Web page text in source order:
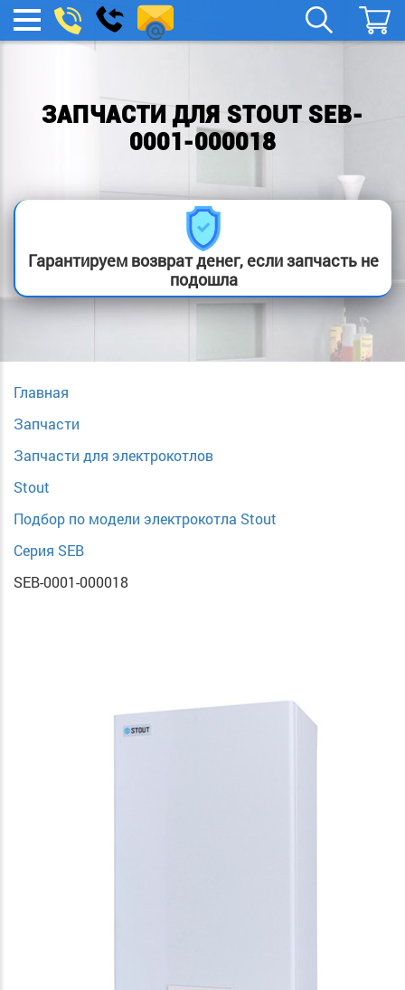
МЕНЮ
boylera@yandex.ru
Заказать
звонок
ЗАПЧАСТИ ДЛЯ STOUT SEB-
0001-000018
Гарантируем возврат денег, если запчасть не
подошла
Главная
Запчасти
Запчасти для электрокотлов
Stout
Подбор по модели электрокотла Stout
Серия SEB
SEB-0001-000018